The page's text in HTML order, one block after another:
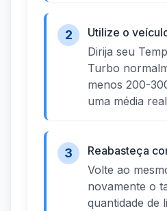
2
Utilize o
Dirija seu
Turbo
menos 200-
uma média
3
Reabasteça
Volte ao
novamente o
quantidade de